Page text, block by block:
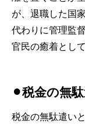
が、退職した国
代わりに管理監
官民の癒着とし
⚫︎税金の無
税金の無駄遣い